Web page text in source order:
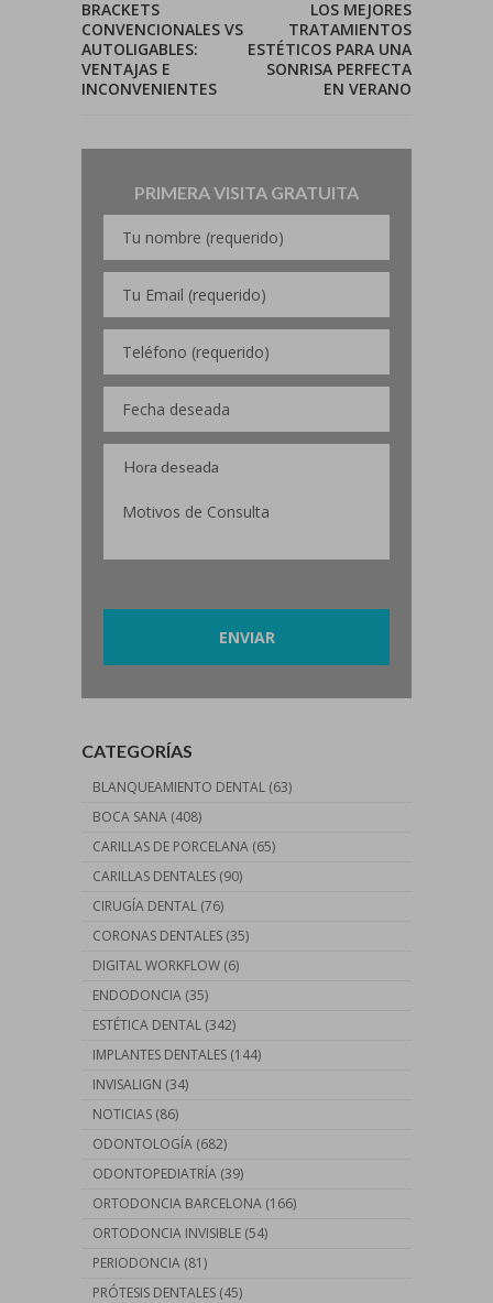
BRACKETS
CONVENCIONALES VS
AUTOLIGABLES:
VENTAJAS E
INCONVENIENTES
LOS MEJORES
TRATAMIENTOS
ESTÉTICOS PARA UNA
SONRISA PERFECTA
EN VERANO
PRIMERA VISITA GRATUITA
CATEGORÍAS
BLANQUEAMIENTO DENTAL (63)
BOCA SANA (408)
CARILLAS DE PORCELANA (65)
CARILLAS DENTALES (90)
CIRUGÍA DENTAL (76)
CORONAS DENTALES (35)
DIGITAL WORKFLOW (6)
ENDODONCIA (35)
ESTÉTICA DENTAL (342)
IMPLANTES DENTALES (144)
INVISALIGN (34)
NOTICIAS (86)
ODONTOLOGÍA (682)
ODONTOPEDIATRÍA (39)
ORTODONCIA BARCELONA (166)
ORTODONCIA INVISIBLE (54)
PERIODONCIA (81)
PRÓTESIS DENTALES (45)